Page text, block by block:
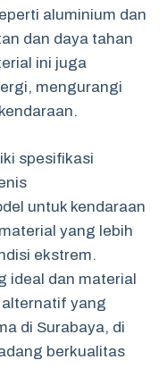
aluminium dan
dan daya tahan
ini juga
mengurangi
spesifikasi
untuk kendaraan
yang lebih
ekstrem.
ideal dan material
yang
di Surabaya, di
berkualitas